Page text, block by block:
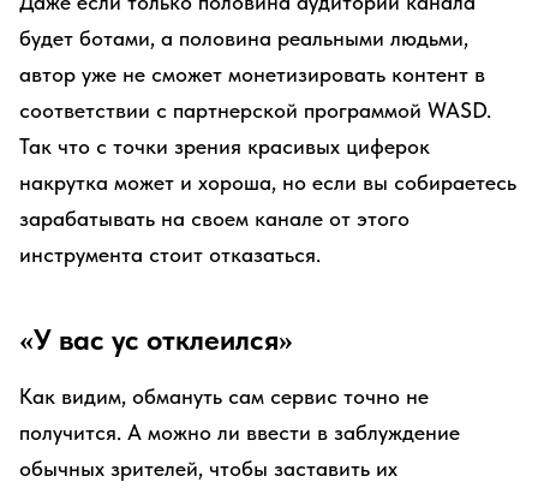
будет ботами, а половина реальными людьми,
автор уже не сможет монетизировать контент в
соответствии с партнерской программой WASD.
Так что с точки зрения красивых циферок
накрутка может и хороша, но если вы собираетесь
зарабатывать на своем канале от этого
инструмента стоит отказаться.
«У вас ус отклеился»
Как видим, обмануть сам сервис точно не
получится. А можно ли ввести в заблуждение
обычных зрителей, чтобы заставить их